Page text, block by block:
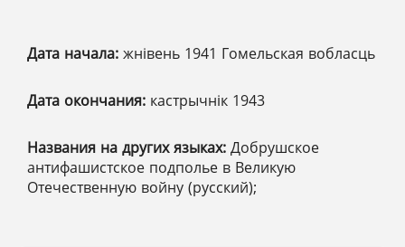
Дата начала: жнівень 1941 Гомельская вобласць
Дата окончания: кастрычнік 1943
Названия на других языках: Добрушское
антифашистское подполье в Великую
Отечественную войну (русский);